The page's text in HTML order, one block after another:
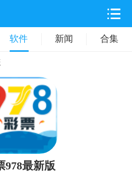
软件 新闻 合集
旅游出行
时尚购物
978最新版